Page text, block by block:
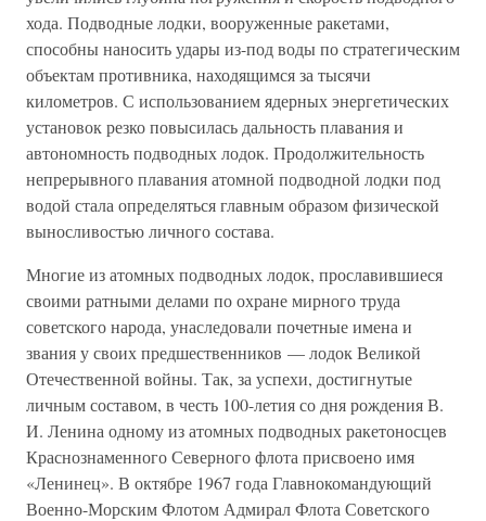
хода. Подводные лодки, вооруженные ракетами,
способны наносить удары из-под воды по стратегическим
объектам противника, находящимся за тысячи
километров. С использованием ядерных энергетических
установок резко повысилась дальность плавания и
автономность подводных лодок. Продолжительность
непрерывного плавания атомной подводной лодки под
водой стала определяться главным образом физической
выносливостью личного состава.
Многие из атомных подводных лодок, прославившиеся
своими ратными делами по охране мирного труда
советского народа, унаследовали почетные имена и
звания у своих предшественников — лодок Великой
Отечественной войны. Так, за успехи, достигнутые
личным составом, в честь 100-летия со дня рождения В.
И. Ленина одному из атомных подводных ракетоносцев
Краснознаменного Северного флота присвоено имя
«Ленинец». В октябре 1967 года Главнокомандующий
Военно-Морским Флотом Адмирал Флота Советского